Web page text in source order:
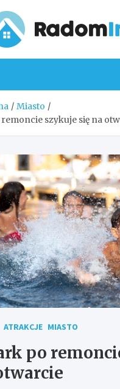
Miasto
szykuje się na
ATRAKCJE MIASTO
po